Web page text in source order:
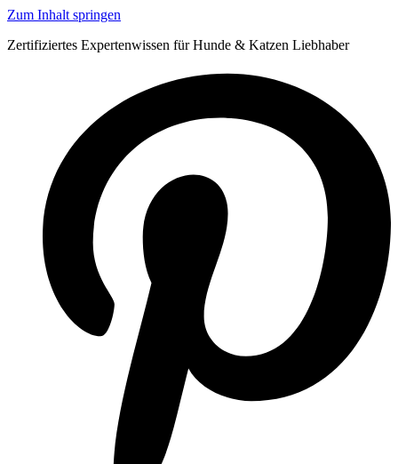
Zum Inhalt springen
Zertifiziertes Expertenwissen für Hunde & Katzen Liebhaber